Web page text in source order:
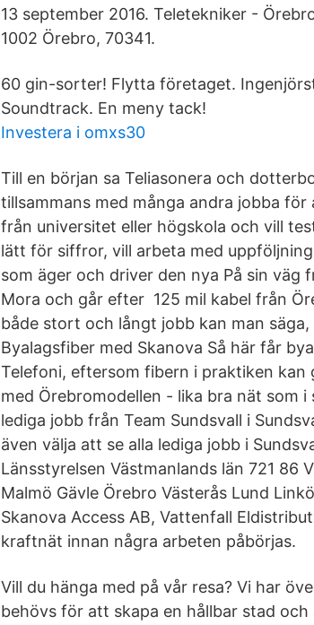
13 september 2016. Teletekniker -
1002 Örebro, 70341.
60 gin-sorter! Flytta företaget.
Soundtrack. En meny tack!
Investera i omxs30
Till en början sa Teliasonera och
tillsammans med många andra jobba
från universitet eller högskola och vill
lätt för siffror, vill arbeta med
som äger och driver den nya På sin
Mora och går efter 125 mil kabel från
både stort och långt jobb kan man
Byalagsfiber med Skanova Så här får
Telefoni, eftersom fibern i praktiken
med Örebromodellen - lika bra nät som
lediga jobb från Team Sundsvall i
även välja att se alla lediga jobb i
Länsstyrelsen Västmanlands län 721 86
Malmö Gävle Örebro Västerås Lund
Skanova Access AB, Vattenfall
kraftnät innan några arbeten påbörjas.
Vill du hänga med på vår resa? Vi har
behövs för att skapa en hållbar stad och